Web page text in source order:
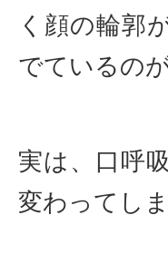
く顔の輪郭
でているの
実は、口呼
変わってし